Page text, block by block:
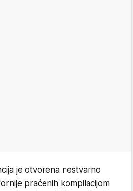
je otvorena nestvarno
praćenih kompilacijom